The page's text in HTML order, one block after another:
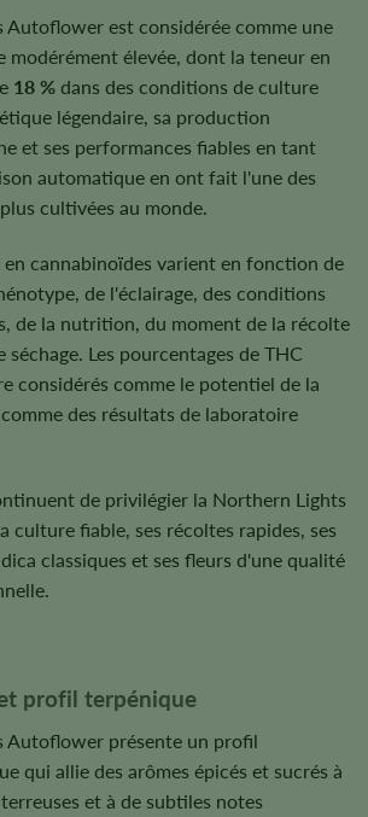
Autoflower est considérée comme une
modérément élevée, dont la teneur en
18 % dans des conditions de culture
légendaire, sa production
et ses performances fiables en tant
automatique en ont fait l'une des
cultivées au monde.
en cannabinoïdes varient en fonction de
de l'éclairage, des conditions
de la nutrition, du moment de la récolte
Les pourcentages de THC
considérés comme le potentiel de la
des résultats de laboratoire
de privilégier la Northern Lights
culture fiable, ses récoltes rapides, ses
classiques et ses fleurs d'une qualité
profil terpénique
Autoflower présente un profil
qui allie des arômes épicés et sucrés à
et à de subtiles notes